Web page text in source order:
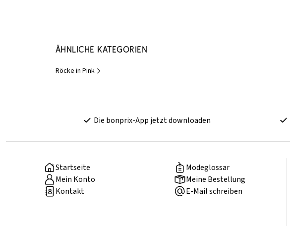
Ähnliche Kategorien
Röcke in Pink
Die bonprix-App jetzt downloaden
Startseite
Modeglossar
Mein Konto
Meine Bestellung
Kontakt
E-Mail schreiben